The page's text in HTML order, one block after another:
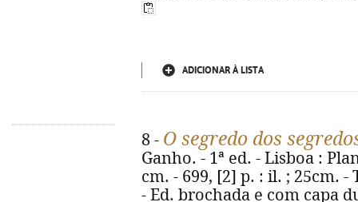
ADICIONAR À LISTA
8 - O segredo dos
Ganho. - 1ª ed. - Lisboa :
cm. - 699, [2] p. : il. ; 25cm.
- Ed. brochada e com capa